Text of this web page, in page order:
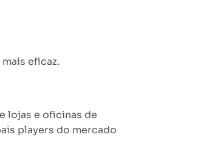
eficaz.
lojas e oficinas de
players do mercado